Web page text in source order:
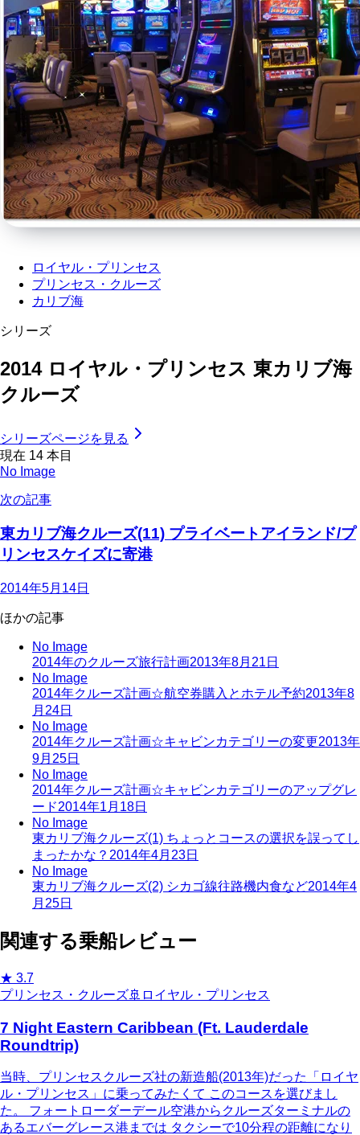
ロイヤル・プリンセス
プリンセス・クルーズ
カリブ海
シリーズ
2014 ロイヤル・プリンセス 東カリブ海
クルーズ
シリーズページを見る
現在 14 本目
No Image
次の記事
東カリブ海クルーズ(11) プライベートアイランド/プ
リンセスケイズに寄港
2014年5月14日
ほかの記事
No Image
2014年のクルーズ旅行計画2013年8月21日
No Image
2014年クルーズ計画☆航空券購入とホテル予約2013年8
月24日
No Image
2014年クルーズ計画☆キャビンカテゴリーの変更2013年
9月25日
No Image
2014年クルーズ計画☆キャビンカテゴリーのアップグレ
ード2014年1月18日
No Image
東カリブ海クルーズ(1) ちょっとコースの選択を誤ってし
まったかな？ 2014年4月23日
No Image
東カリブ海クルーズ(2) シカゴ線往路機内食など2014年4
月25日
関連する乗船レビュー
★ 3.7
プリンセス・クルーズ🚢 ロイヤル・プリンセス
7 Night Eastern Caribbean (Ft. Lauderdale
Roundtrip)
当時、プリンセスクルーズ社の新造船(2013年)だった「ロイヤ
ル・プリンセス」に乗ってみたくて このコースを選びまし
た。 フォートローダーデール空港からクルーズターミナルの
あるエバーグレース港までは タクシーで10分程の距離になり